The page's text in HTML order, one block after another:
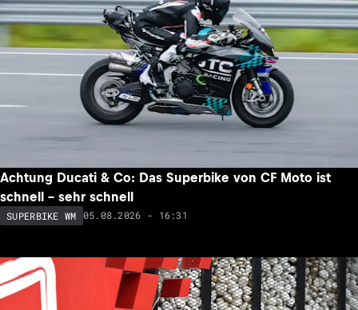
Achtung Ducati & Co: Das Superbike von CF Moto ist
schnell – sehr schnell
SUPERBIKE WM 05.08.2026 - 16:31